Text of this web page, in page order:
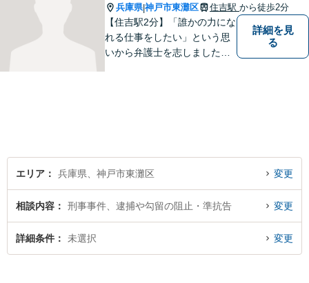
兵庫県|神戸市東灘区 住吉駅 から徒歩2分
【住吉駅2分】「誰かの力にな
れる仕事をしたい」という思
いから弁護士を志しました。
詳細を見
る
エリア 兵庫県、神戸市東灘区 変更
相談内容 刑事事件、逮捕や勾留の阻止・準抗告 変更
詳細条件 未選択 変更